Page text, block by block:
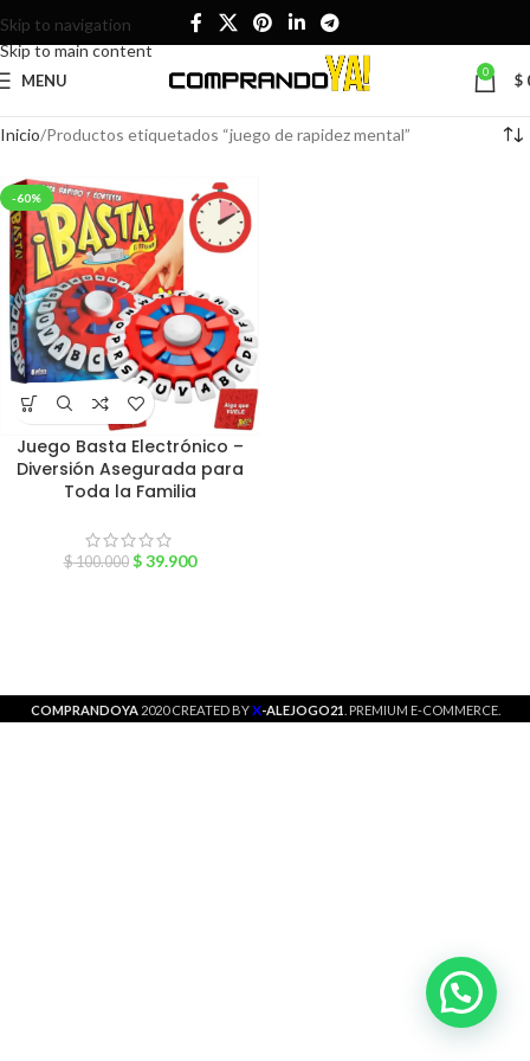
Skip to navigation
Skip to main content
MENU 0 $
Inicio Productos etiquetados “juego de rapidez mental”
-60%
Juego Basta Electrónico –
Diversión Asegurada para
Toda la Familia
$100.000 $39.900
COMPRANDOYA 2020 CREATED BYX-ALEJOGO21 . PREMIUM E-COMMERCE.